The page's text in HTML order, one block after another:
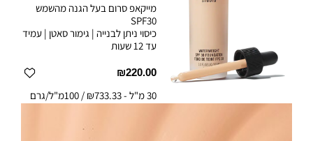
מייקאפ סרום בעל הגנה מהשמש
SPF30
כיסוי ניתן לבנייה | גימור סאטן | עמיד
עד 12 שעות
₪220.00
30 מ"ל -₪733.33 / 100מ"ל/גרם